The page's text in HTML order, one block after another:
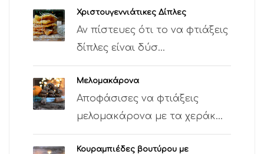
Χριστουγεννιάτικες Δίπλες
Αν πίστευες ότι το να φτιάξεις
δίπλες είναι δύσ...
Μελομακάρονα
Αποφάσισες να φτιάξεις
μελομακάρονα με τα χεράκ...
Κουραμπιέδες βουτύρου με